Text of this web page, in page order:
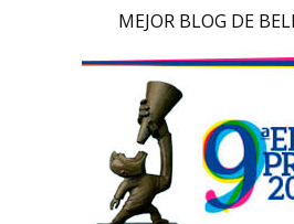
MEJOR BLOG DE